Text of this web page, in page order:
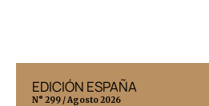
EDICIÓN ESPAÑA
N° 299 / Agosto 2026